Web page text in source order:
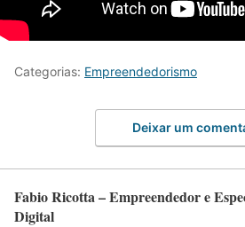
Categorias: Empreendedorismo
Deixar um
Fabio Ricotta – Empreendedor e
Digital